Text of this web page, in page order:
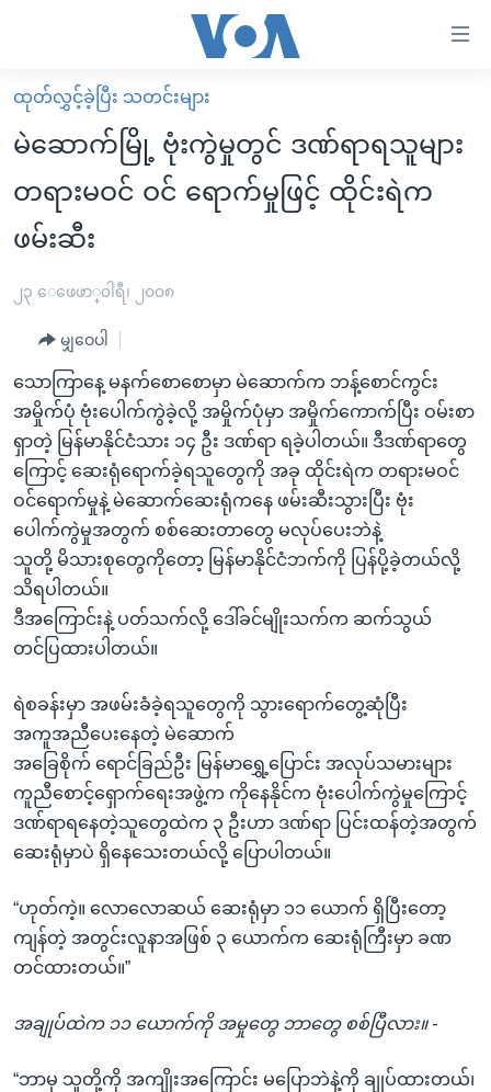
လွယ်ကူ
စေ
Link
များ
ပင်မ
ကျော်
ကြည့်
ရန်
ပင်မ
အ
ညွန်း
စာမျက်နှာ
သို့
ကျော်
ကြည့်
ရှာဖွေ
ရန်
နေရာ
သို့
ကျော်
ရန်
မူလစာမျက်နှာ
မြန်မာ
ကမ္ဘာ့သတင်းများ
နိုင်ငံတကာ
အစ္စရေး-ပါလက်စတိုင်း
ဗွီဒီယို
အင်္ဂလိပ်စာလေ့လာမယ်
အမေရိကန်သုံးအီဒီယံ
မကြေးမုံရဲ့ အင်္ဂလိပ်စာ
ရုပ်ရှင်ထဲက အင်္ဂလိပ်စာ
သုတပဒေသာ အင်္ဂလိပ်စာ
အပတ်စဉ်ကဏ္ဍများ
ရေဒီယို
တီဗွီ
ရေဒီယိုနှင့်ရုပ်သံ အချက်အလက်များ
ရေဒီယို/တီဗွီအစီအစဉ်
Learning English
ဗွီအိုအေ လူမှုကွန်ယက်များ
ဘာသာစကားများ
ထုတ်လွှင့်ခဲ့ပြီး သတင်းများ
မဲဆောက်မြို့ ဗုံးကွဲမှုတွင် ဒဏ်ရာရသူများ
တရားမဝင် ဝင် ရောက်မှုဖြင့် ထိုင်းရဲက
ဖမ်းဆီး
၂၃ ေဖေဖာ္၀ါရီ၊ ၂၀၀၈
မျှဝေပါ
သောကြာနေ့ မနက်စောစောမှာ မဲဆောက်က ဘန့်စောင်ကွင်း
အမှိုက်ပုံ ဗုံးပေါက်ကွဲခဲ့လို့ အမှိုက်ပုံမှာ အမှိုက်ကောက်ပြီး ဝမ်းစာ
ရှာတဲ့ မြန်မာနိုင်ငံသား ၁၄ ဦး ဒဏ်ရာ ရခဲ့ပါတယ်။ ဒီဒဏ်ရာတွေ
ကြောင့် ဆေးရုံရောက်ခဲ့ရသူတွေကို အခု ထိုင်းရဲက တရားမဝင်
ဝင်ရောက်မှုနဲ့ မဲဆောက်ဆေးရုံကနေ ဖမ်းဆီးသွားပြီး ဗုံး
ပေါက်ကွဲမှုအတွက် စစ်ဆေးတာတွေ မလုပ်ပေးဘဲနဲ့
သူတို့ မိသားစုတွေကိုတော့ မြန်မာနိုင်ငံဘက်ကို ပြန်ပို့ခဲ့တယ်လို့
သိရပါတယ်။
ဒီအကြောင်းနဲ့ ပတ်သက်လို့ ဒေါ်ခင်မျိုးသက်က ဆက်သွယ်
တင်ပြထားပါတယ်။
ရဲစခန်းမှာ အဖမ်းခံခဲ့ရသူတွေကို သွားရောက်တွေ့ဆုံပြီး
အကူအညီပေးနေတဲ့ မဲဆောက်
အခြေစိုက် ရောင်ခြည်ဦး မြန်မာရွှေ့ပြောင်း အလုပ်သမားများ
ကူညီစောင့်ရှောက်ရေးအဖွဲ့က ကိုနေနိုင်က ဗုံးပေါက်ကွဲမှုကြောင့်
ဒဏ်ရာရနေတဲ့သူတွေထဲက ၃ ဦးဟာ ဒဏ်ရာ ပြင်းထန်တဲ့အတွက်
ဆေးရုံမှာပဲ ရှိနေသေးတယ်လို့ ပြောပါတယ်။
“ဟုတ်ကဲ့။ လောလောဆယ် ဆေးရုံမှာ ၁၁ ယောက် ရှိပြီးတော့
ကျန်တဲ့ အတွင်းလူနာအဖြစ် ၃ ယောက်က ဆေးရုံကြီးမှာ ခဏ
တင်ထားတယ်။”
အချုပ်ထဲက ၁၁ ယောက်ကို အမှုတွေ ဘာတွေ စစ်ပြီလား။ -
“ဘာမှ သူတို့ကို အကျိုးအကြောင်း မပြောဘဲနဲ့ကို ချုပ်ထားတယ်၊